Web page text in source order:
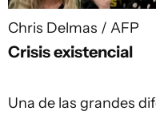
Chris Delmas / AFP
Crisis existencial
Una de las grandes